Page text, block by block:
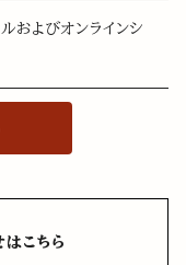
よびオンラインシ
こちら